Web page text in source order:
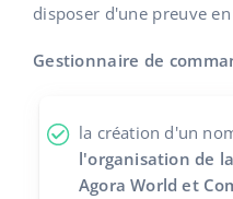
português (BR)
中文
disposer d'une preuve
Gestionnaire de
la création d'un
l'organisation de
Agora World et